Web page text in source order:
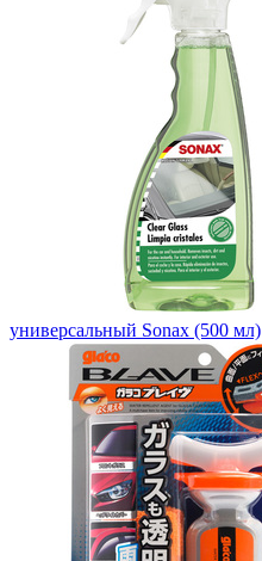
универсальный Sonax (500 мл)